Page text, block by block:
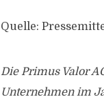
Quelle:
Die Primus Valor
Unternehmen im